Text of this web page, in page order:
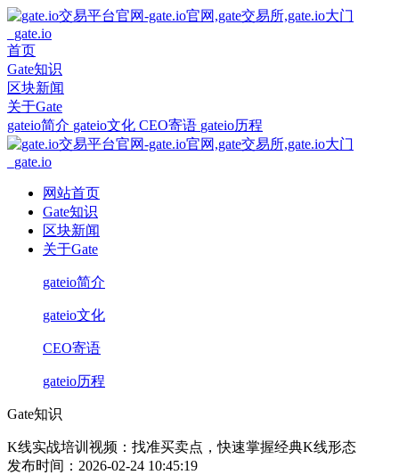
首页
Gate知识
区块新闻
关于Gate
gateio简介 gateio文化 CEO寄语 gateio历程
网站首页
Gate知识
区块新闻
关于Gate
gateio简介
gateio文化
CEO寄语
gateio历程
Gate知识
K线实战培训视频：找准买卖点，快速掌握经典K线形态
发布时间：2026-02-24 10:45:19